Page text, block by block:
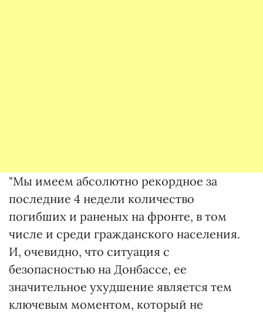
"Мы имеем абсолютно рекордное за
последние 4 недели количество
погибших и раненых на фронте, в том
числе и среди гражданского населения.
И, очевидно, что ситуация с
безопасностью на Донбассе, ее
значительное ухудшение является тем
ключевым моментом, который не